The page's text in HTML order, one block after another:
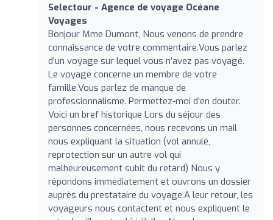
Selectour - Agence de voyage Océane
Voyages
Bonjour Mme Dumont, Nous venons de prendre
connaissance de votre commentaire.Vous parlez
d’un voyage sur lequel vous n’avez pas voyagé.
Le voyage concerne un membre de votre
famille.Vous parlez de manque de
professionnalisme. Permettez-moi d’en douter.
Voici un bref historique Lors du séjour des
personnes concernées, nous recevons un mail
nous expliquant la situation (vol annulé,
reprotection sur un autre vol qui
malheureusement subit du retard) Nous y
répondons immédiatement et ouvrons un dossier
auprès du prestataire du voyage.A leur retour, les
voyageurs nous contactent et nous expliquent le